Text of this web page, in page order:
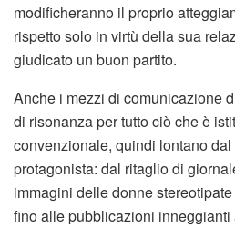
modificheranno il proprio
rispetto solo in virtù della sua
giudicato un buon partito.
Anche i mezzi di comunicazione
di risonanza per tutto ciò che è
convenzionale, quindi lontano
protagonista: dal ritaglio di
immagini delle donne
fino alle pubblicazioni inneggianti